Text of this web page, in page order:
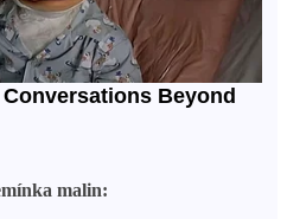
malin: